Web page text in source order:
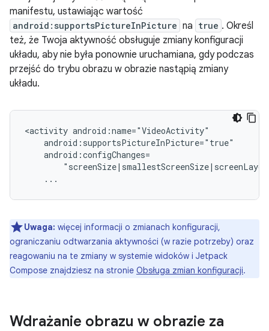
manifestu, ustawiając wartość
android:supportsPictureInPicture na true . Określ
też, że Twoja aktywność obsługuje zmiany konfiguracji
układu, aby nie była ponownie uruchamiana, gdy podczas
przejść do trybu obrazu w obrazie nastąpią zmiany
układu.
<activity
Uwaga: więcej informacji o zmianach konfiguracji,
ograniczaniu odtwarzania aktywności (w razie potrzeby) oraz
reagowaniu na te zmiany w systemie widoków i Jetpack
Compose znajdziesz na stronie Obsługa zmian konfiguracji.
Wdrażanie obrazu w obrazie za